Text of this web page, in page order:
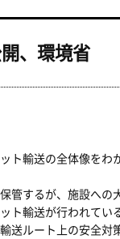
、環境省
輸送の全体像をわ
管するが、施設への
ト輸送が行われてい
送ルート上の安全対